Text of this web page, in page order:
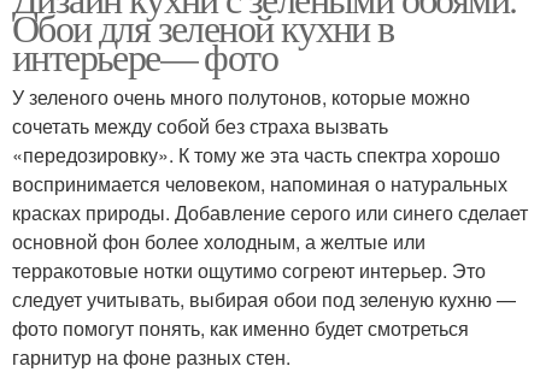
Обои для зеленой кухни в
интерьере— фото
У зеленого очень много полутонов, которые можно
сочетать между собой без страха вызвать
«передозировку». К тому же эта часть спектра хорошо
воспринимается человеком, напоминая о натуральных
красках природы. Добавление серого или синего сделает
основной фон более холодным, а желтые или
терракотовые нотки ощутимо согреют интерьер. Это
следует учитывать, выбирая обои под зеленую кухню —
фото помогут понять, как именно будет смотреться
гарнитур на фоне разных стен.